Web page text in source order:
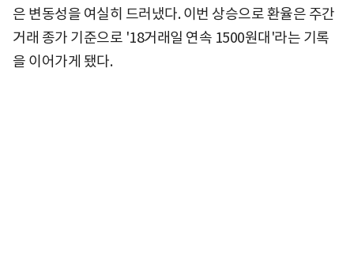
은 변동성을 여실히 드러냈다. 이번 상승으로 환율은 주간
거래 종가 기준으로 '18거래일 연속 1500원대'라는 기록
을 이어가게 됐다.